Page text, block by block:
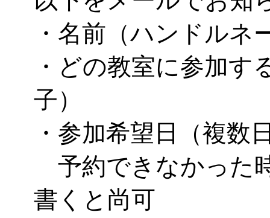
・名前（ハンドルネ
・どの教室に参加す
子）
・参加希望日（複数
予約できなかった
書くと尚可